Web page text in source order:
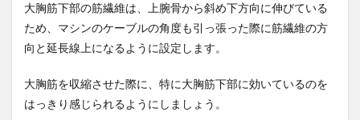
プで
きな
い場
合は
した
ら良
い？
大胸筋下部の筋繊維は、上腕骨から斜め下方向に伸びている
ため、マシンのケーブルの角度も引っ張った際に筋繊維の方
向と延長線上になるように設定します。
大胸筋を収縮させた際に、特に大胸筋下部に効いているのを
はっきり感じられるようにしましょう。